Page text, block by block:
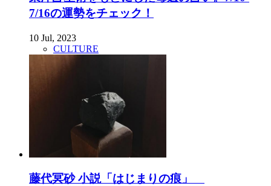
7/16の運勢をチェック！
10 Jul, 2023
CULTURE
藤代冥砂 小説「はじまりの痕」